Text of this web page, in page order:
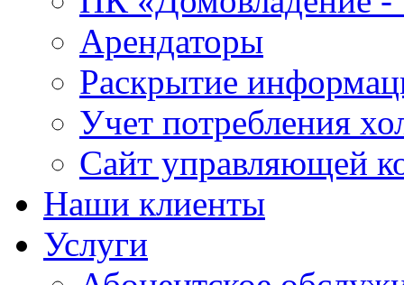
Арендаторы
Раскрытие
Учет потребления
Сайт управляющей
Наши клиенты
Услуги